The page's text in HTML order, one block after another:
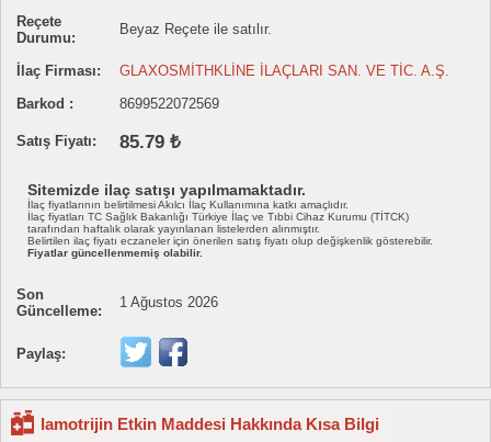
Reçete
Durumu:
Beyaz Reçete ile satılır.
İlaç Firması:
GLAXOSMİTHKLİNE İLAÇLARI SAN. VE TİC. A.Ş.
Barkod :
8699522072569
Satış Fiyatı: 85.79 ₺
Sitemizde ilaç satışı yapılmamaktadır.
İlaç fiyatlarının belirtilmesi Akılcı İlaç Kullanımına katkı amaçlıdır.
İlaç fiyatları TC Sağlık Bakanlığı Türkiye İlaç ve Tıbbi Cihaz Kurumu (TİTCK)
tarafından haftalık olarak yayınlanan listelerden alınmıştır.
Belirtilen ilaç fiyatı eczaneler için önerilen satış fiyatı olup değişkenlik gösterebilir.
Fiyatlar güncellenmemiş olabilir.
Son
Güncelleme:
1 Ağustos 2026
Paylaş:
lamotrijin Etkin Maddesi Hakkında Kısa Bilgi